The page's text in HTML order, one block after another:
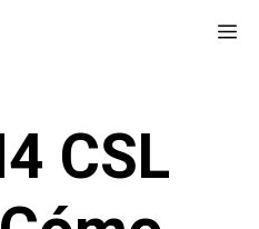
CSL